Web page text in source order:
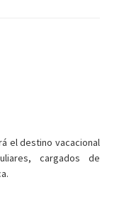
el destino vacacional
cargados de